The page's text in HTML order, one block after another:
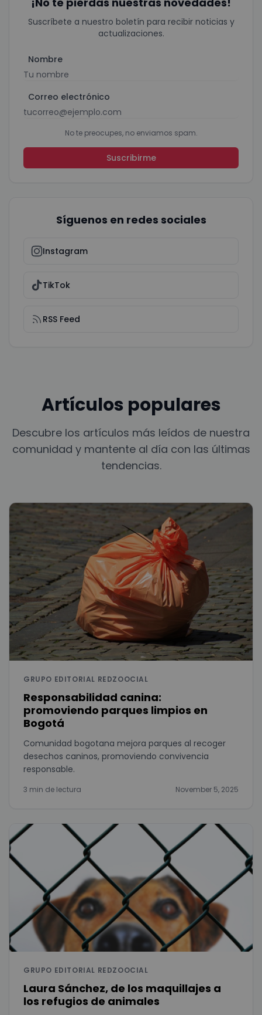
Suscríbete a nuestro boletín para recibir noticias y
actualizaciones.
Nombre
Correo electrónico
No te preocupes, no enviamos spam.
Suscribirme
Síguenos en redes sociales
Instagram
TikTok
RSS Feed
Artículos populares
Descubre los artículos más leídos de nuestra
comunidad y mantente al día con las últimas
tendencias.
GRUPO EDITORIAL REDZOOCIAL
Responsabilidad canina:
promoviendo parques limpios en
Bogotá
Comunidad bogotana mejora parques al recoger
desechos caninos, promoviendo convivencia
responsable.
3 min de lectura November 5, 2025
GRUPO EDITORIAL REDZOOCIAL
Laura Sánchez, de los maquillajes a
los refugios de animales